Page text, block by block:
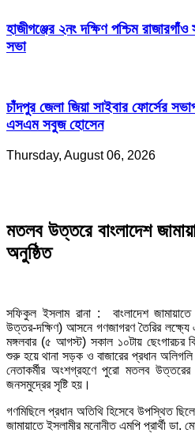
হাজীগঞ্জের ২নং দক্ষিণ পশ্চিম
সভা
চাঁদপুর জেলা জিয়া সাইবার ফোর্সের
এসএম সবুজ হোসেন
Thursday, August 06, 2026
মতলব উত্তরে বাংলাদেশ
অনুষ্ঠিত
সফিকুল ইসলাম রানা : বাংলাদেশ
উত্তর-দক্ষিণ) আসনে গণজাগরণ তৈরির লক্ষ্যে
মঙ্গলবার (৫ আগস্ট) সকাল ১০টায় ছেংগারচর
শুরু হয়ে থানা সড়ক ও বাজারের প্রধান
নেতাকর্মীর অংশগ্রহণে পুরো মতলব উত্তরের
জনসমুদ্রের সৃষ্টি হয়।
গণমিছিলে প্রধান অতিথি হিসেবে উপস্থিত
জামায়াতে ইসলামীর মনোনীত এমপি প্রার্থী ডা.